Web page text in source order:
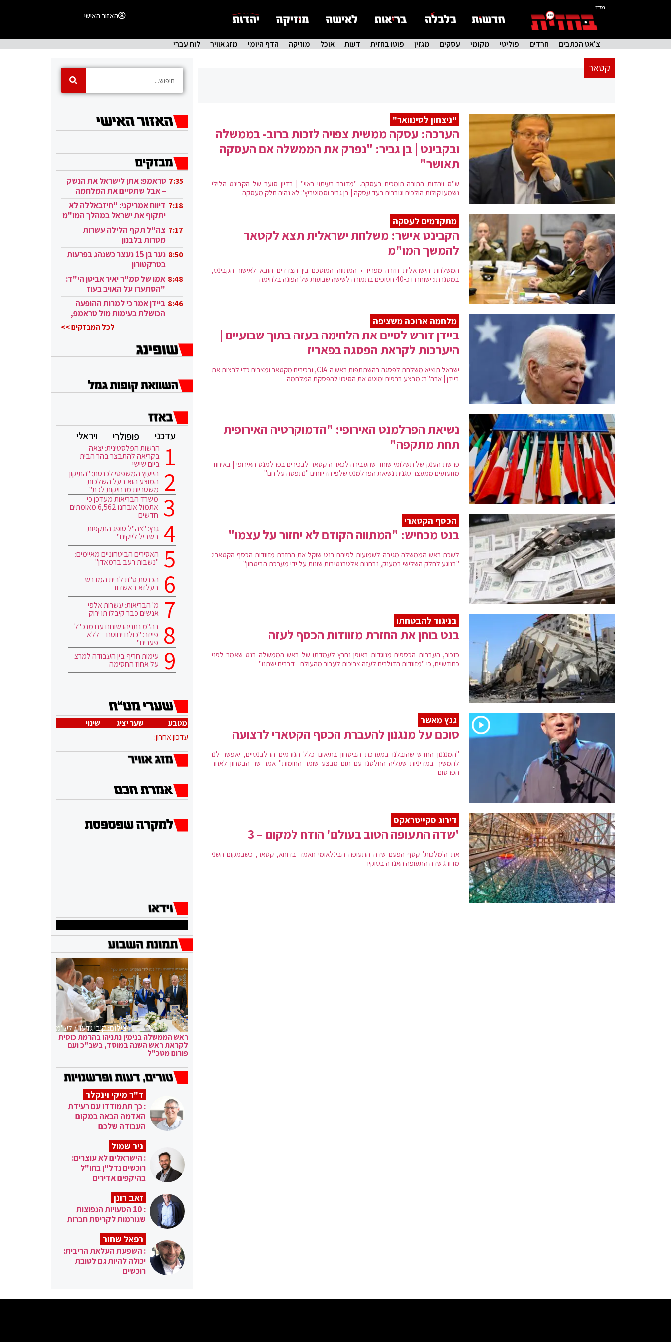
בס"ד
האזור האישי
צ'אט הכתבים חרדים פוליטי מקומי עסקים מגזין פוטו בחזית דעות אוכל מוזיקה הדף היומי מזג אוויר לוח עברי
קטאר
"ניצחון לסינוואר"
הערכה: עסקה ממשית צפויה לזכות ברוב- בממשלה
ובקבינט | בן גביר: "נפרק את הממשלה אם העסקה
תאושר"
ש"ס ויהדות התורה תומכים בעסקה. "מדובר בעיתוי ראוי" | בדיון סוער של הקבינט הלילי
נשמעו קולות הולכים וגוברים בעד עסקה | בן גביר וסמוטריץ': לא נהיה חלק מעסקה
מתקדמים לעסקה
הקבינט אישר: משלחת ישראלית תצא לקטאר
להמשך המו"מ
המשלחת הישראלית חזרה מפריז • המתווה המוסכם בין הצדדים הובא לאישור הקבינט,
במסגרתו: ישוחררו כ-40 חטופים בתמורה לשישה שבועות של הפוגה בלחימה
מלחמה ארוכה משציפה
ביידן דורש לסיים את הלחימה בעזה בתוך שבועיים |
היערכות לקראת הפסגה בפאריז
ישראל תוציא משלחת לפסגה בהשתתפות ראש ה-CIA, ובכירים מקטאר ומצרים כדי לרצות את
ביידן | ארה"ב: מבצע ברפיח ימוטט את הסיכוי להפסקת המלחמה
נשיאת הפרלמנט האירופי: "הדמוקרטיה האירופית
תחת מתקפה"
פרשת הענק של תשלומי שוחד שהעבירה לכאורה קטאר לבכירים בפרלמנט האירופי | באיחוד
מזועזעים ממעצר סגנית נשיאת הפרלמנט שלפי הדיווחים "נתפסה על חם"
הכסף הקטארי
בנט מכחיש: "המתווה הקודם לא יחזור על עצמו"
לשכת ראש הממשלה מגיבה לשמועות לפיהם בנט שוקל את החזרת מזוודות הכסף הקטארי:
"בנוגע לחלק השלישי במענק, נבחנות אלטרנטיבות שונות על ידי מערכת הביטחון"
בניגוד להבטחתו
בנט בוחן את החזרת מזוודות הכסף לעזה
כזכור, העברות הכספים מנוגדות באופן נחרץ לעמדתו של ראש הממשלה בנט שאמר לפני
כחודשיים, כי "מזוודות הדולרים לעזה צריכות לעבור מהעולם - דברים ישתנו"
גנץ מאשר
סוכם על מנגנון להעברת הכסף הקטארי לרצועה
"המנגנון החדש שהובלנו במערכת הביטחון בתיאום כלל הגורמים הרלבנטיים, יאפשר לנו
להמשיך במדיניות שעליה החלטנו עם תום מבצע שומר החומות" אמר שר הבטחון לאחר
הפרסום
דירוג סקייטראקס
'שדה התעופה הטוב בעולם' הודח למקום – 3
את ה'מלכות' קטף הפעם שדה התעופה הבינלאומי חאמד בדוחא, קטאר, כשבמקום השני
מדורג שדה התעופה האנדה בטוקיו
7:35 טראמפ: אתן לישראל את הנשק
– אבל שתסיים את המלחמה
בעזה 7:18 דיווח אמריקני: "חיזבאללה לא
יתקוף את ישראל במהלך המו"מ
בקטאר" 7:17 צה"ל תקף הלילה עשרות
מטרות בלבנון
8:50
נער בן 15 נעצר כשנהג בפרעות
בטרקטורון
8:48 אמו של סמ"ר יאיר אביטן הי"ד:
"הסתערו על האויב בעוז
ובגבורה" 8:46 ביידן אמר כי למרות ההופעה
הכושלת בעימות מול טראמפ,
לכל המבזקים >>
עדכני פופולרי ויראלי
הרשות הפלסטינית: יצאה
בקריאה להתבצר בהר הבית
ביום שישי
הייעוץ המשפטי לכנסת: "התיקון
המוצע הוא בעל השלכות
משטריות מרחיקות לכת"
משרד הבריאות מעדכן כי
אתמול אובחנו 6,562 מאומתים
חדשים
גנץ: "צה"ל סופג התקפות
בשביל לייקים"
האסירים הביטחוניים מאיימים:
"נשבות רעב ברמאדן"
הכנסת ס"ת לבית המדרש
בעלזא באשדוד
מ' הבריאות: עשרות אלפי
אנשים כבר קיבלו תו ירוק
רה"מ נתניהו שוחח עם מנכ"ל
פייזר: "כולם יחוסנו – ללא
פערים"
עימות חריף בין העבודה למרצ
על אחוז החסימה
מטבע שער יציג
שינוי
עדכון אחרון:
צילום:קובי גדעון / לע"מ
ראש הממשלה בנימין נתניהו בהרמת כוסית
לקראת ראש השנה במוסד, בשב"כ ועם
פורום מטכ"ל
ד"ר מיקי וינקלר
: כך תתמודדו עם רעידת
האדמה הבאה במקום
העבודה שלכם
ניר שמול
: הישראלים לא עוצרים:
רוכשים נדל"ן בחו"ל
בהיקפים אדירים
זאב רונן
: 10 הטעויות הנפוצות
שגורמות לקריסת חברות
רפאל שחור
: השפעת העלאת הריבית:
יכולה להיות גם לטובת
רוכשים